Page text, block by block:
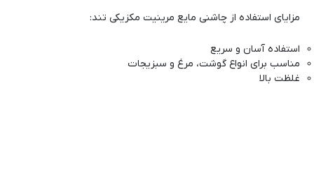
مزایای استفاده از چاشنی مایع مرینیت مکزیکی تند:
استفاده آسان و سریع
مناسب برای انواع گوشت، مرغ و سبزیجات
غلظت بالا